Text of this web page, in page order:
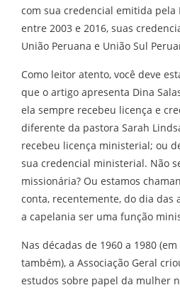
com sua credencial emitida pela
entre 2003 e 2016, suas
União Peruana e União Sul
Como leitor atento, você deve
que o artigo apresenta Dina
ela sempre recebeu licença e
diferente da pastora Sarah
recebeu licença ministerial; ou
sua credencial ministerial. Não
missionária? Ou estamos
conta, recentemente, do dia das
a capelania ser uma função
Nas décadas de 1960 a 1980
também), a Associação Geral
estudos sobre papel da mulher